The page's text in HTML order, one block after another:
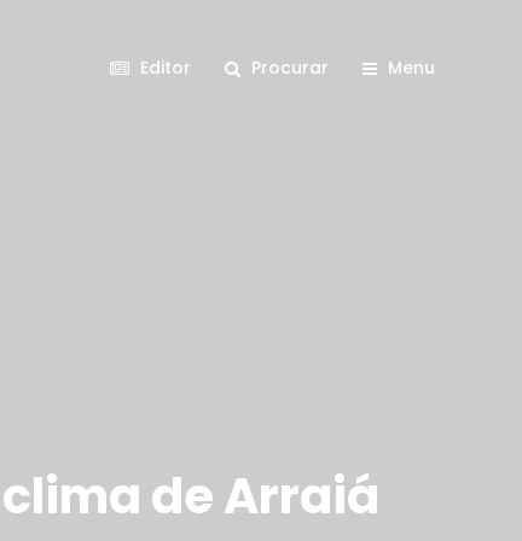
Editor Procurar Menu
de Arraiá